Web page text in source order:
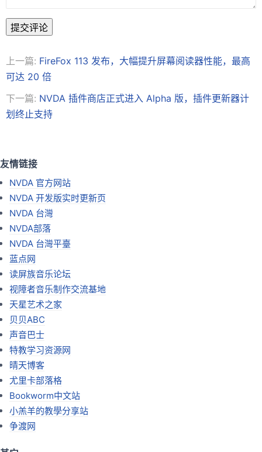
提交评论
上一篇: FireFox 113 发布，大幅提升屏幕阅读器性能，最高
可达 20 倍
下一篇: NVDA 插件商店正式进入 Alpha 版，插件更新器计
划终止支持
友情链接
NVDA 官方网站
NVDA 开发版实时更新页
NVDA 台灣
NVDA部落
NVDA 台灣平臺
蓝点网
读屏族音乐论坛
视障者音乐制作交流基地
天星艺术之家
贝贝ABC
声音巴士
特教学习资源网
晴天博客
尤里卡部落格
Bookworm中文站
小羔羊的教學分享站
争渡网